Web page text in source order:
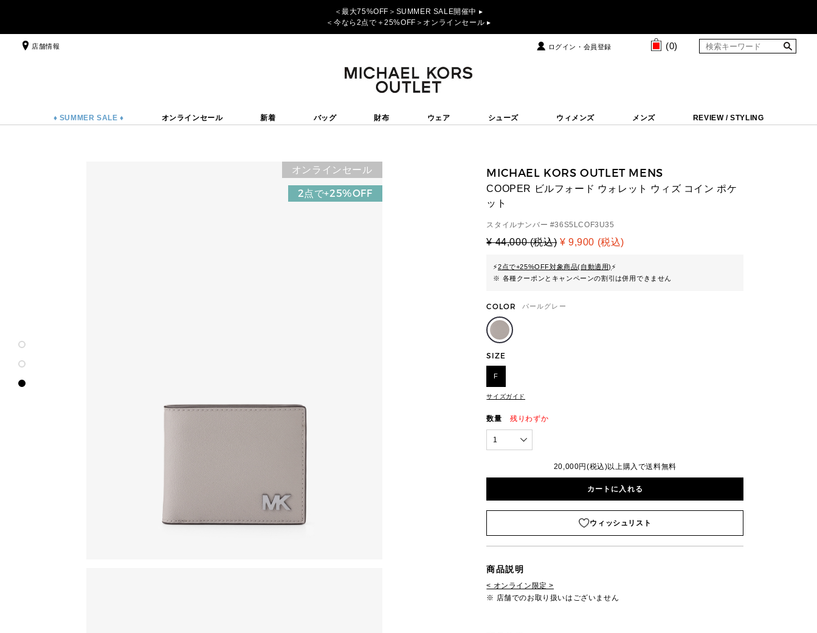
＜最大75%OFF＞SUMMER SALE開催中 ▸
＜今なら2点で＋25%OFF＞オンラインセール ▸
店舗情報 ログイン・会員登録 (0)
♦ SUMMER SALE ♦ オンラインセール 新着 バッグ 財布 ウェア シューズ ウィメンズ メンズ REVIEW / STYLING
オンラインセール
2点で+25%OFF
MICHAEL KORS OUTLET MENS
COOPER ビルフォード ウォレット ウィズ コイン ポケ
ット
スタイルナンバー #36S5LCOF3U35
¥ 44,000 (税込) ¥ 9,900 (税込)
⚡2点で+25%OFF対象商品(自動適用) ⚡
※ 各種クーポンとキャンペーンの割引は併用できません
COLOR パールグレー
SIZE
F
サイズガイド
数量 残りわずか
1
20,000円(税込)以上購入で送料無料
カートに入れる
ウィッシュリスト
商品説明
< オンライン限定 >
※ 店舗でのお取り扱いはございません